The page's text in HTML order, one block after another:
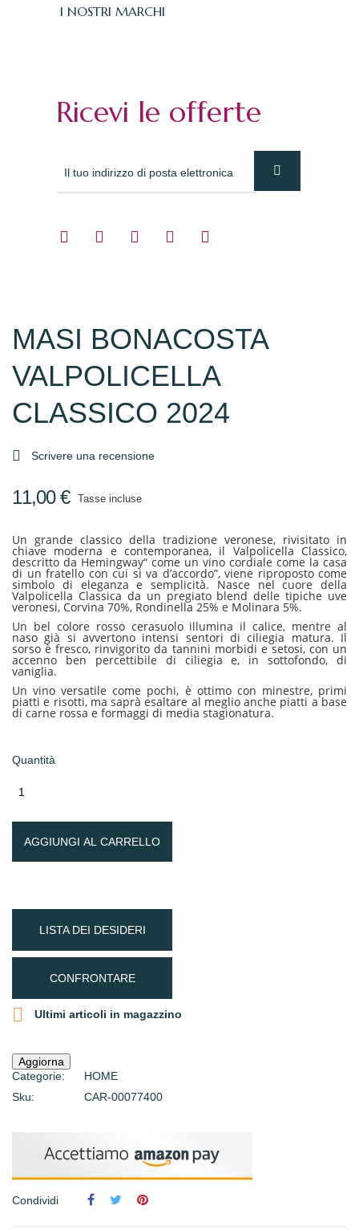
I NOSTRI MARCHI
Ricevi le offerte
MASI BONACOSTA
VALPOLICELLA
CLASSICO 2024
 Scrivere una recensione
11,00 € Tasse incluse
Un grande classico della tradizione veronese, rivisitato in
chiave moderna e contemporanea, il Valpolicella Classico,
descritto da Hemingway“ come un vino cordiale come la casa
di un fratello con cui si va d’accordo”, viene riproposto come
simbolo di eleganza e semplicità. Nasce nel cuore della
Valpolicella Classica da un pregiato blend delle tipiche uve
veronesi, Corvina 70%, Rondinella 25% e Molinara 5%.
Un bel colore rosso cerasuolo illumina il calice, mentre al
naso già si avvertono intensi sentori di ciliegia matura. Il
sorso è fresco, rinvigorito da tannini morbidi e setosi, con un
accenno ben percettibile di ciliegia e, in sottofondo, di
vaniglia.
Un vino versatile come pochi, è ottimo con minestre, primi
piatti e risotti, ma saprà esaltare al meglio anche piatti a base
di carne rossa e formaggi di media stagionatura.
Quantità
AGGIUNGI AL CARRELLO
LISTA DEI DESIDERI
CONFRONTARE
 Ultimi articoli in magazzino
Categorie:
HOME
Sku:
CAR-00077400
Condividi